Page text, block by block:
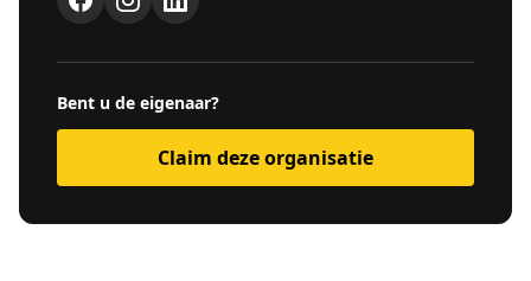
Bent u de eigenaar?
Claim deze organisatie